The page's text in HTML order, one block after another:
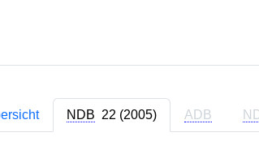
NDB 22 (2005) ADB